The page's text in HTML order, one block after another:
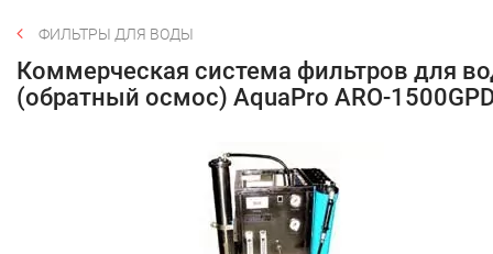
ФИЛЬТРЫ ДЛЯ ВОДЫ
Коммерческая система фильтров для
(обратный осмос) AquaPro ARO-